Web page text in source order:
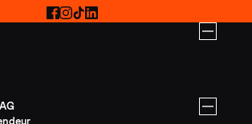
Facebook
Instagram
TikTokLinkedIn